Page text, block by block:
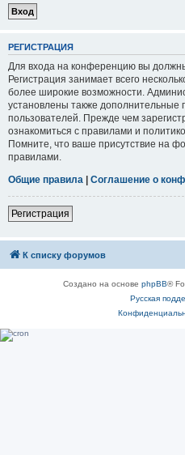
РЕГИСТРАЦИЯ
Для входа на конференцию вы
Регистрация занимает всего
более широкие возможности.
установлены также дополнительные
пользователей. Прежде чем
ознакомиться с правилами и
Помните, что ваше присутствие на
правилами.
Общие правила | Соглашение о
Регистрация
К списку форумов
Создано на основе phpBB®
Русская